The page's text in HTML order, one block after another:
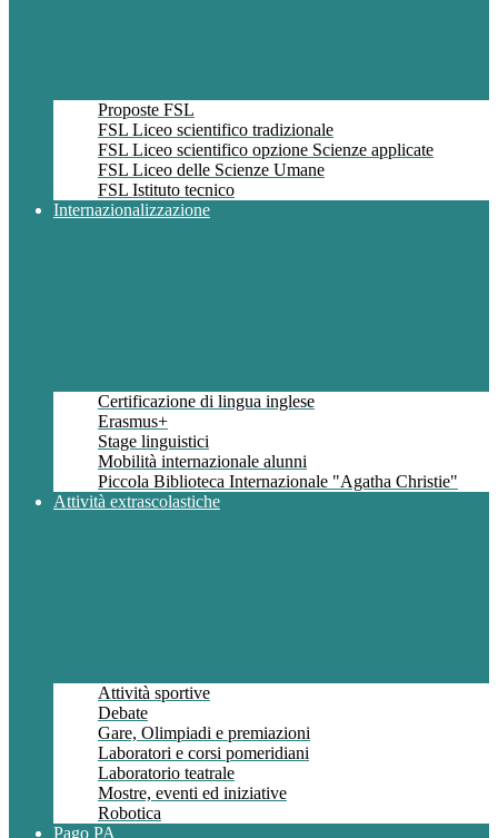
Proposte FSL
FSL Liceo scientifico tradizionale
FSL Liceo scientifico opzione Scienze applicate
FSL Liceo delle Scienze Umane
FSL Istituto tecnico
Internazionalizzazione
Certificazione di lingua inglese
Erasmus+
Stage linguistici
Mobilità internazionale alunni
Piccola Biblioteca Internazionale "Agatha Christie"
Attività extrascolastiche
Attività sportive
Debate
Gare, Olimpiadi e premiazioni
Laboratori e corsi pomeridiani
Laboratorio teatrale
Mostre, eventi ed iniziative
Robotica
Pago PA